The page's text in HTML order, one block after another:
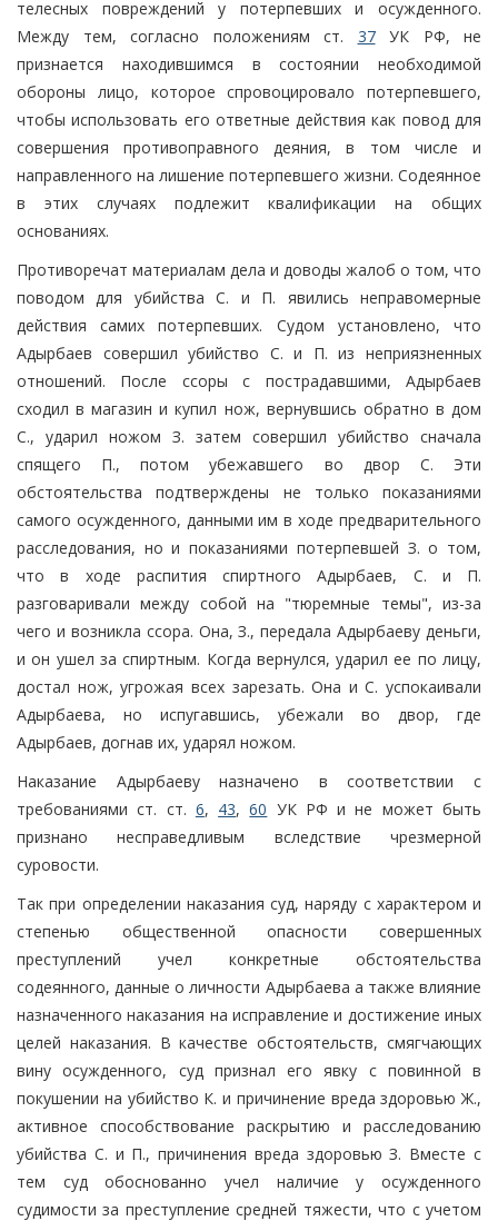
телесных повреждений у потерпевших и осужденного.
Между тем, согласно положениям ст. 37УК РФ, не
признается находившимся в состоянии необходимой
обороны лицо, которое спровоцировало потерпевшего,
чтобы использовать его ответные действия как повод для
совершения противоправного деяния, в том числе и
направленного на лишение потерпевшего жизни. Содеянное
в этих случаях подлежит квалификации на общих
основаниях.
Противоречат материалам дела и доводы жалоб о том, что
поводом для убийства С. и П. явились неправомерные
действия самих потерпевших. Судом установлено, что
Адырбаев совершил убийство С. и П. из неприязненных
отношений. После ссоры с пострадавшими, Адырбаев
сходил в магазин и купил нож, вернувшись обратно в дом
С., ударил ножом З. затем совершил убийство сначала
спящего П., потом убежавшего во двор С. Эти
обстоятельства подтверждены не только показаниями
самого осужденного, данными им в ходе предварительного
расследования, но и показаниями потерпевшей З. о том,
что в ходе распития спиртного Адырбаев, С. и П.
разговаривали между собой на "тюремные темы", из-за
чего и возникла ссора. Она, З., передала Адырбаеву деньги,
и он ушел за спиртным. Когда вернулся, ударил ее по лицу,
достал нож, угрожая всех зарезать. Она и С. успокаивали
Адырбаева, но испугавшись, убежали во двор, где
Адырбаев, догнав их, ударял ножом.
Наказание Адырбаеву назначено в соответствии с
требованиями ст. ст. 6, 43,60 УК РФ и не может быть
признано несправедливым вследствие чрезмерной
суровости.
Так при определении наказания суд, наряду с характером и
степенью общественной опасности совершенных
преступлений учел конкретные обстоятельства
содеянного, данные о личности Адырбаева а также влияние
назначенного наказания на исправление и достижение иных
целей наказания. В качестве обстоятельств, смягчающих
вину осужденного, суд признал его явку с повинной в
покушении на убийство К. и причинение вреда здоровью Ж.,
активное способствование раскрытию и расследованию
убийства С. и П., причинения вреда здоровью З. Вместе с
тем суд обоснованно учел наличие у осужденного
судимости за преступление средней тяжести, что с учетом